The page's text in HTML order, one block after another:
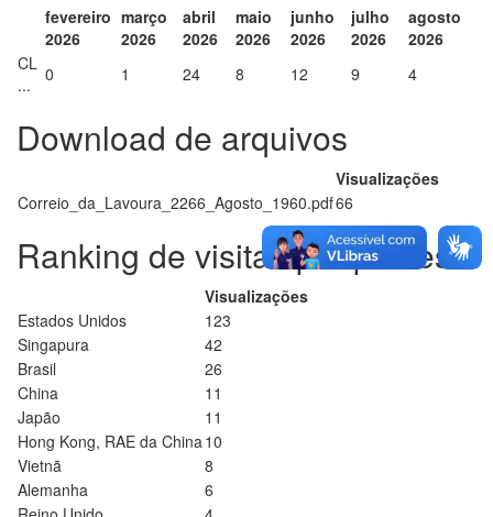
fevereiro
2026
março
2026
abril
2026
maio
2026
junho
2026
julho
2026
agosto
2026
CL
...
0 1 24 8 12 9 4
Download de arquivos
Visualizações
Correio_da_Lavoura_2266_Agosto_1960.pdf66
Ranking de visitas por países
Visualizações
Estados Unidos
123
Singapura
42
Brasil
26
China
11
Japão
11
Hong Kong, RAE da China 10
Vietnã
8
Alemanha
6